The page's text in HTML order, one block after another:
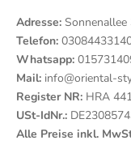
Adresse:
Telefon:
Whatsapp:
Mail: info@oriental-
Register NR: HRA
USt-IdNr.:
Alle Preise inkl.